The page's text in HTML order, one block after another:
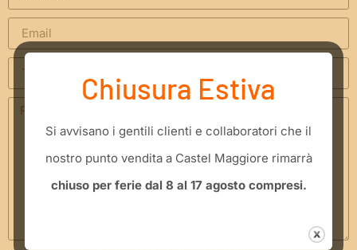
Chiusura Estiva
​Si avvisano i gentili clienti e collaboratori che il
nostro punto vendita a Castel Maggiore rimarrà
chiuso per ferie dal 8 al 17 agosto compresi.